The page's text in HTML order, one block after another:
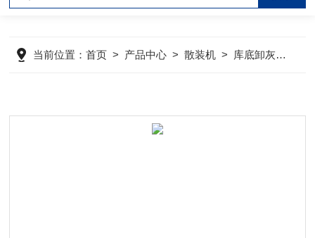
当前位置：首页 > 产品中心 >散装机 > 库底卸灰装车机